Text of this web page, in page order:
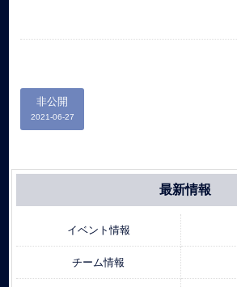
非公開
2021-06-27
最新情報
イベント情報
チーム情報